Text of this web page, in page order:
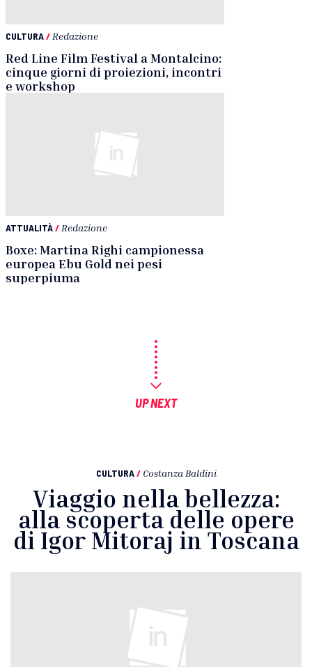
CULTURA/ Redazione
Red Line Film Festival a Montalcino:
cinque giorni di proiezioni, incontri
e workshop
ATTUALITÀ/ Redazione
Boxe: Martina Righi campionessa
europea Ebu Gold nei pesi
superpiuma
UP NEXT
CULTURA / Costanza Baldini
Viaggio nella bellezza:
alla scoperta delle opere
di Igor Mitoraj in Toscana